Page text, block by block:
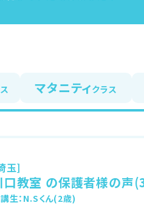
マタニティクラス
玉]
口教室 の保護者様の声
生：N.Sくん(2歳)